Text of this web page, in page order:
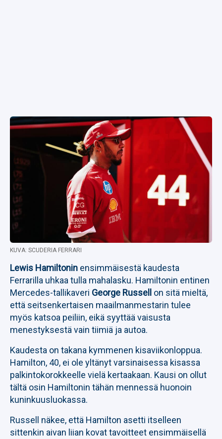
KUVA: SCUDERIA FERRARI
Lewis Hamiltonin ensimmäisestä kaudesta
Ferrarilla uhkaa tulla mahalasku. Hamiltonin entinen
Mercedes-tallikaveri George Russell on sitä mieltä,
että seitsenkertaisen maailmanmestarin tulee
myös katsoa peiliin, eikä syyttää vaisusta
menestyksestä vain tiimiä ja autoa.
Kaudesta on takana kymmenen kisaviikonloppua.
Hamilton, 40, ei ole yltänyt varsinaisessa kisassa
palkintokorokkeelle vielä kertaakaan. Kausi on ollut
tältä osin Hamiltonin tähän mennessä huonoin
kuninkuusluokassa.
Russell näkee, että Hamilton asetti itselleen
sittenkin aivan liian kovat tavoitteet ensimmäisellä